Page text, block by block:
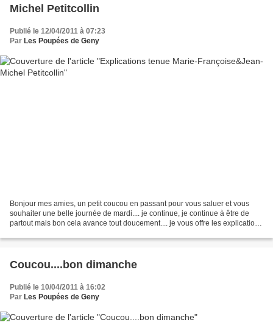
Michel Petitcollin
Publié le 12/04/2011 à 07:23
Par Les Poupées de Geny
Bonjour mes amies, un petit coucou en passant pour vous saluer et vous
souhaiter une belle journée de mardi.... je continue, je continue à être de
partout mais bon cela avance tout doucement.... je vous offre les explications
Coucou....bon dimanche
Publié le 10/04/2011 à 16:02
Par Les Poupées de Geny